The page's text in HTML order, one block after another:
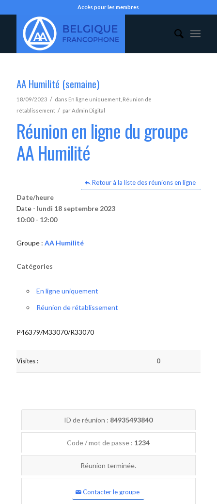
Accès pour les membres
AA Humilité (semaine)
18/09/2023 / dans En ligne uniquement, Réunion de
rétablissement / parAdmin Digital
Réunion en ligne du groupe
AA Humilité
Retour à la liste des réunions en ligne
Date/heure
Date - lundi 18 septembre 2023
10:00 - 12:00
Groupe : AA Humilité
Catégories
En ligne uniquement
Réunion de rétablissement
P46379/M33070/R33070
Visites : 0
ID de réunion : 84935493840
Code / mot de passe : 1234
Réunion terminée.
Contacter le groupe